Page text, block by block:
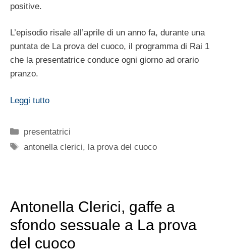
positive.
L’episodio risale all’aprile di un anno fa, durante una
puntata de La prova del cuoco, il programma di Rai 1
che la presentatrice conduce ogni giorno ad orario
pranzo.
Leggi tutto
Categorie
presentatrici
Tag
antonella clerici, la prova del cuoco
Antonella Clerici, gaffe a
sfondo sessuale a La prova
del cuoco